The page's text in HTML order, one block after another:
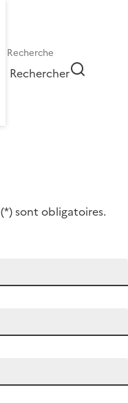
Rechercher
*) sont obligatoires.